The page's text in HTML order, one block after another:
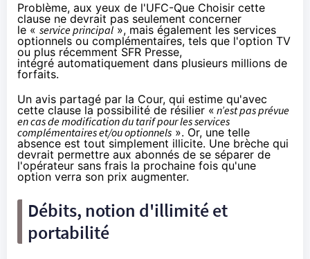
Problème, aux yeux de l'UFC-Que Choisir cette
clause ne devrait pas seulement concerner
le « service principal », mais également les services
optionnels ou complémentaires, tels que l'option TV
ou plus récemment SFR Presse,
intégré automatiquement dans plusieurs millions de
forfaits.
Un avis partagé par la Cour, qui estime qu'avec
cette clause la possibilité de résilier « n’est pas prévue
en cas de modification du tarif pour les services
complémentaires et/ou optionnels ». Or, une telle
absence est tout simplement illicite. Une brèche qui
devrait permettre aux abonnés de se séparer de
l'opérateur sans frais la prochaine fois qu'une
option verra son prix augmenter.
Débits, notion d'illimité et
portabilité